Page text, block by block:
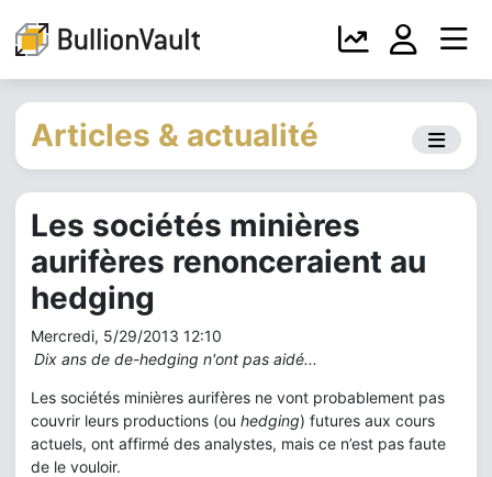
Articles & actualité
Les sociétés minières
aurifères renonceraient au
hedging
Mercredi, 5/29/2013 12:10
Dix ans de de-hedging n'ont pas aidé...
Les sociétés minières aurifères ne vont probablement pas
couvrir leurs productions (ou hedging) futures aux cours
actuels, ont affirmé des analystes, mais ce n’est pas faute
de le vouloir.